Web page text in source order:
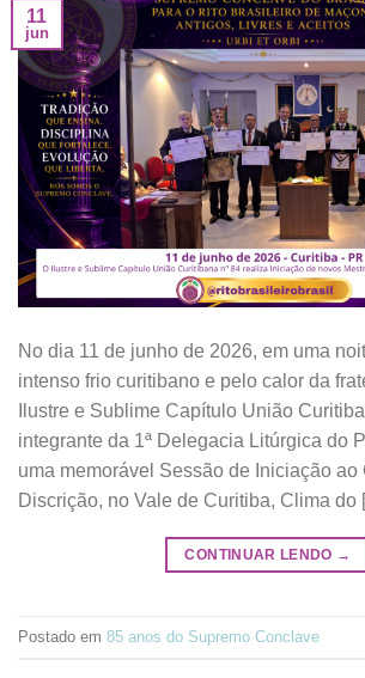
11
jun
No dia 11 de junho de 2026, em uma
intenso frio curitibano e pelo calor da
Ilustre e Sublime Capítulo União
integrante da 1ª Delegacia Litúrgica do
uma memorável Sessão de Iniciação ao
Discrição, no Vale de Curitiba, Clima do
CONTINUAR LENDO →
Postado em 85 anos do Supremo Conclave